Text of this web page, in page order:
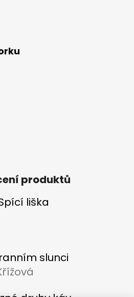
produktů
liška
je 5 z 5 hvězdiček.
slunci
je 5 z 5 hvězdiček.